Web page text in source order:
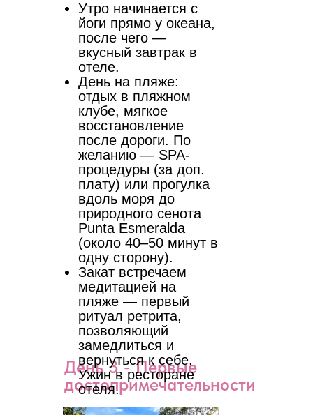
День 3 - Первые
достопримечательности
Утро начинается с
йоги прямо у океана,
после чего —
вкусный завтрак в
отеле.
День на пляже:
отдых в пляжном
клубе, мягкое
восстановление
после дороги. По
желанию — SPA-
процедуры (за доп.
плату) или прогулка
вдоль моря до
природного сенота
Punta Esmeralda
(около 40–50 минут в
одну сторону).
Закат встречаем
медитацией на
пляже — первый
ритуал ретрита,
позволяющий
замедлиться и
вернуться к себе.
Ужин в ресторане
отеля.